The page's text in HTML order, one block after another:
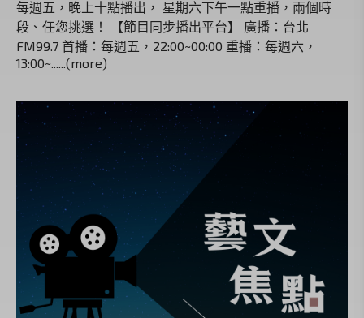
每週五，晚上十點播出， 星期六下午一點重播，兩個時
段、任您挑選！ 【節目同步播出平台】 廣播：台北
FM99.7 首播：每週五，22:00~00:00 重播：每週六，
13:00~......(more)